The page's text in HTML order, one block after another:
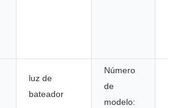
luz de
bateador
Número
de
modelo: